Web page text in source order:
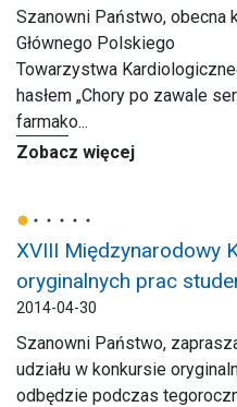
Szanowni Państwo, obecna
Głównego Polskiego
Towarzystwa
hasłem „Chory po zawale
farmako...
Zobacz więcej
XVIII Międzynarodowy
oryginalnych prac
2014-04-30
Szanowni Państwo,
udziału w konkursie
odbędzie podczas